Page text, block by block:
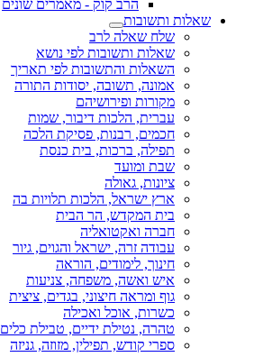
הרב קוק - מאמרים שונים
שאלות ותשובות
שלח שאלה לרב
שאלות ותשובות לפי נושא
השאלות והתשובות לפי תאריך
אמונה, תשובה, יסודות התורה
מקורות ופירושיהם
עברית, הלכות דיבור, שמות
חכמים, רבנות, פסיקת הלכה
תפילה, ברכות, בית כנסת
שבת ומועד
ציונות, גאולה
ארץ ישראל, הלכות תלויות בה
בית המקדש, הר הבית
חברה ואקטואליה
עבודה זרה, ישראל והגוים, גיור
חינוך, לימודים, הוראה
איש ואשה, משפחה, צניעות
גוף ומראה חיצוני, בגדים, ציצית
כשרות, אוכל ואכילה
טהרה, נטילת ידיים, טבילת כלים
ספרי קודש, תפילין, מזוזה, גניזה